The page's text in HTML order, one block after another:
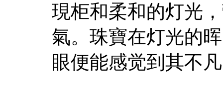
現柜和柔和的灯光
氣。珠寶在灯光的
眼便能感觉到其不